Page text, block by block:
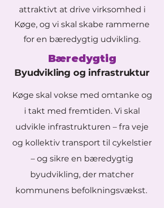
attraktivt at drive virksomhed i
Køge, og vi skal skabe rammerne
for en bæredygtig udvikling.
Bæredygtig
Byudvikling og infrastruktur
Køge skal vokse med omtanke og
i takt med fremtiden. Vi skal
udvikle infrastrukturen – fra veje
og kollektiv transport til cykelstier
– og sikre en bæredygtig
byudvikling, der matcher
kommunens befolkningsvækst.